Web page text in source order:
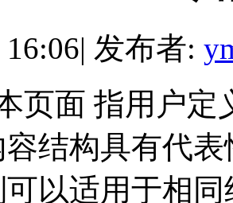
| 发布者:
页面 指用户定
结构具有代
以适用于相